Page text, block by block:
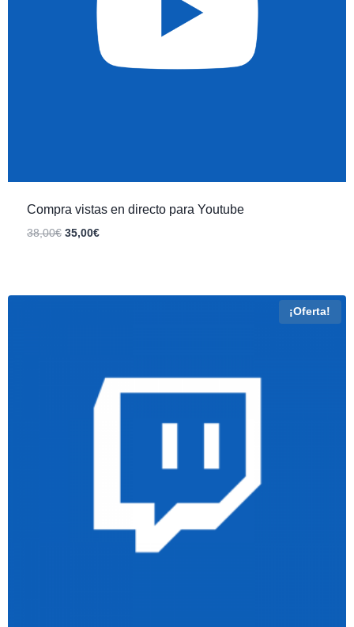
Compra vistas en directo para Youtube
38,00€ 35,00€
¡Oferta!